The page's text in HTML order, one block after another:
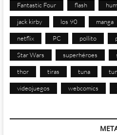
Fantastic Four flash
jack kirby los 90 manga
netflix PC pollito
Star Wars superhéroes
thor tiras tuna
videojuegos webcomics